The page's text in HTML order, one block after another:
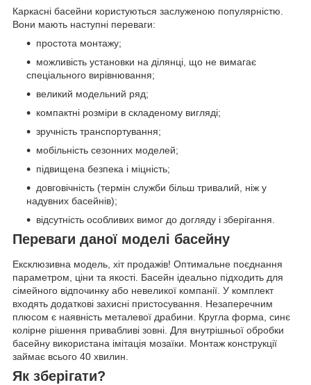
Каркасні басейни користуються заслуженою популярністю.
Вони мають наступні переваги:
простота монтажу;
можливість установки на ділянці, що не вимагає
спеціального вирівнювання;
великий модельний ряд;
компактні розміри в складеному вигляді;
зручність транспортування;
мобільність сезонних моделей;
підвищена безпека і міцність;
довговічність (термін служби більш тривалий, ніж у
надувних басейнів);
відсутність особливих вимог до догляду і зберігання.
Переваги даної моделі басейну
Ексклюзивна модель, хіт продажів! Оптимальне поєднання
параметром, ціни та якості. Басейн ідеально підходить для
сімейного відпочинку або невеликої компанії. У комплект
входять додаткові захисні пристосування. Незаперечним
плюсом є наявність металевої драбини. Кругла форма, синє
колірне рішення привабливі зовні. Для внутрішньої обробки
басейну використана імітація мозаїки. Монтаж конструкції
займає всього 40 хвилин.
Як зберігати?